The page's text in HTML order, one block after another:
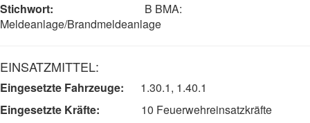
Stichwort:
B BMA:
Meldeanlage/Brandmeldeanlage
EINSATZMITTEL:
Eingesetzte Fahrzeuge:
1.30.1, 1.40.1
Eingesetzte Kräfte:
10 Feuerwehreinsatzkräfte